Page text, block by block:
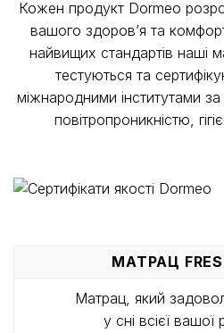
Кожен продукт Dormeo
вашого здоров’я та
найвищих стандартів наші
тестуються та
міжнародними інститутами
повітропроникністю,
МАТРАЦ
Матрац, який
у сні всієї вашої